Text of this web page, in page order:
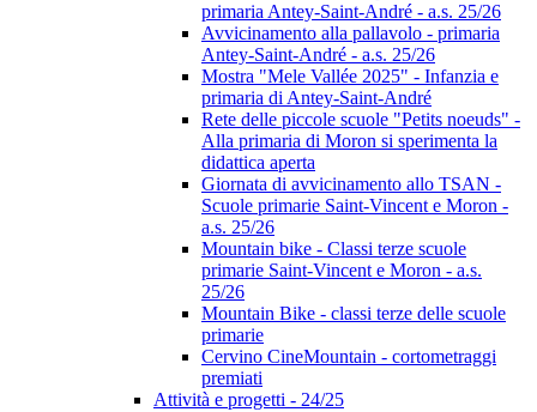
primaria Antey-Saint-André - a.s. 25/26
Avvicinamento alla pallavolo - primaria
Antey-Saint-André - a.s. 25/26
Mostra "Mele Vallée 2025" - Infanzia e
primaria di Antey-Saint-André
Rete delle piccole scuole "Petits noeuds" -
Alla primaria di Moron si sperimenta la
didattica aperta
Giornata di avvicinamento allo TSAN -
Scuole primarie Saint-Vincent e Moron -
a.s. 25/26
Mountain bike - Classi terze scuole
primarie Saint-Vincent e Moron - a.s.
25/26
Mountain Bike - classi terze delle scuole
primarie
Cervino CineMountain - cortometraggi
premiati
Attività e progetti - 24/25